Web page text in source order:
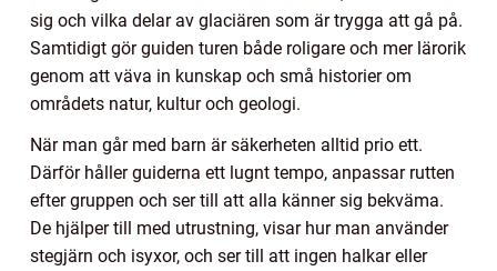
sig och vilka delar av glaciären som är trygga att gå på.
Samtidigt gör guiden turen både roligare och mer lärorik
genom att väva in kunskap och små historier om
områdets natur, kultur och geologi.
När man går med barn är säkerheten alltid prio ett.
Därför håller guiderna ett lugnt tempo, anpassar rutten
efter gruppen och ser till att alla känner sig bekväma.
De hjälper till med utrustning, visar hur man använder
stegjärn och isyxor, och ser till att ingen halkar eller